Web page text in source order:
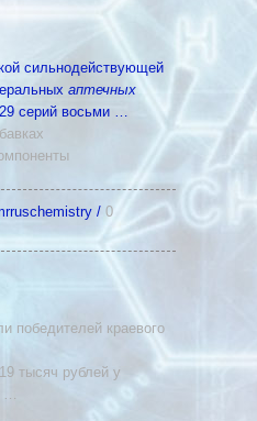
сильнодействующей
аптечных
серий восьми …
/ 0
победителей краевого
тысяч рублей у
…